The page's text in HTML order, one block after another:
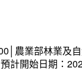
農業部林業及
計開始日期：